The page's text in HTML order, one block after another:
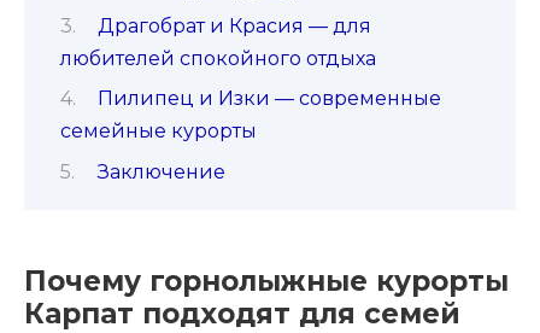
Драгобрат и Красия — для
любителей спокойного отдыха
Пилипец и Изки — современные
семейные курорты
Заключение
Почему горнолыжные курорты
Карпат подходят для семей